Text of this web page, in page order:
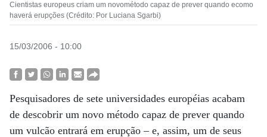
Cientistas europeus criam um novométodo capaz de prever quando ecomo
haverá erupções (Crédito: Por Luciana Sgarbi)
15/03/2006 - 10:00
Pesquisadores de sete universidades européias acabam
de descobrir um novo método capaz de prever quando
um vulcão entrará em erupção – e, assim, um de seus